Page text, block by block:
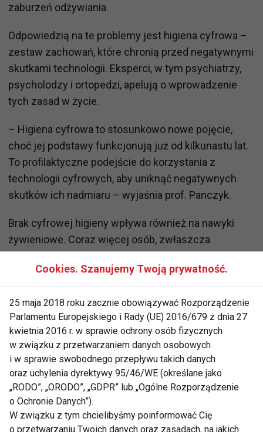
zaburzeń odżywiania.
Odpowiedzią na te problemy jest higiena cyfrowa –
zestaw zachowań, które chronią przed negatywnymi
skutkami technologii. Eksperci, w tym psychiatrzy,
psycholodzy i ortopedzi, apelują o wprowadzenie
tych zasad w życie.
– Higiena cyfrowa to stosunkowo nowe pojęcie,
choć jej podstawy funkcjonują już od kilkunastu lat.
To profilaktyczne podejście do korzystania z
technologii cyfrowych, aby uniknąć negatywnych
skutków ich nadmiaru – wyjaśnia prof. Panczyk.
Brak cyfrowej higieny wpływa również na nawyki
żywieniowe. Coraz więcej osób, zwłaszcza
młodzieży, spożywa posiłki w towarzystwie ekranów,
co negatywnie wpływa na koncentrację na jedzeniu i
Badania NASK pokazują, że połowa nastolatków
przyznaje się do korzystania z telefonów podczas
posiłków.
Zachowanie higieny cyfrowej polega na
umiejętności stawiania granic. Świadomość korzyści
z "samoograniczenia" w korzystaniu z technologii
jest kluczowa. Jednak wyniki Ogólnopolskiego
Cookies. Szanujemy Twoją prywatność.
25 maja 2018 roku zacznie obowiązywać Rozporządzenie
Parlamentu Europejskiego i Rady (UE) 2016/679 z dnia 27
kwietnia 2016 r. w sprawie ochrony osób fizycznych
w związku z przetwarzaniem danych osobowych
i w sprawie swobodnego przepływu takich danych
oraz uchylenia dyrektywy 95/46/WE (określane jako
„RODO”, „ORODO”, „GDPR” lub „Ogólne Rozporządzenie
o Ochronie Danych”).
W związku z tym chcielibyśmy poinformować Cię
o przetwarzaniu Twoich danych oraz zasadach, na jakich